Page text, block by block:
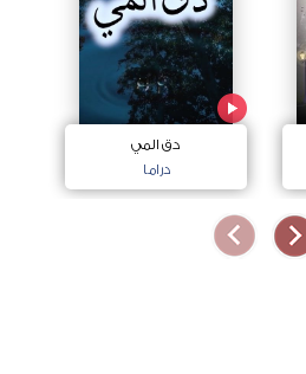
دق المي
دراما